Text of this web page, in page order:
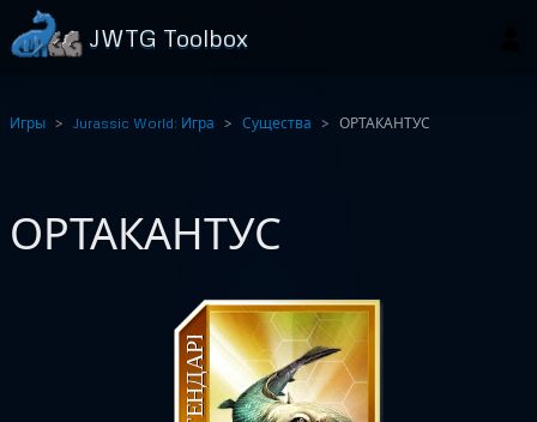
JWTG Toolbox
Игры Jurassic World: Игра Существа ОРТАКАНТУС
ОРТАКАНТУС
ЛЕГЕНДАРН